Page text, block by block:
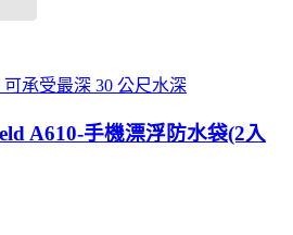
承受最深 30 公尺水深
A610-手機漂浮防水袋(2入